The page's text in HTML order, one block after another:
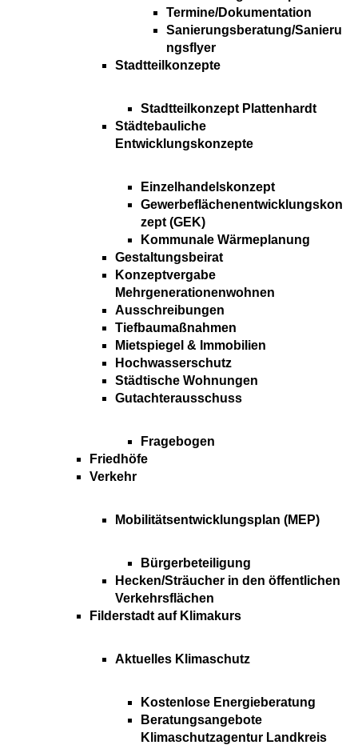
Termine/Dokumentation
Sanierungsberatung/Sanieru
ngsflyer
Stadtteilkonzepte
Stadtteilkonzept Plattenhardt
Städtebauliche
Entwicklungskonzepte
Einzelhandelskonzept
Gewerbeflächenentwicklungskon
zept (GEK)
Kommunale Wärmeplanung
Gestaltungsbeirat
Konzeptvergabe
Mehrgenerationenwohnen
Ausschreibungen
Tiefbaumaßnahmen
Mietspiegel & Immobilien
Hochwasserschutz
Städtische Wohnungen
Gutachterausschuss
Fragebogen
Friedhöfe
Verkehr
Mobilitätsentwicklungsplan (MEP)
Bürgerbeteiligung
Hecken/Sträucher in den öffentlichen
Verkehrsflächen
Filderstadt auf Klimakurs
Aktuelles Klimaschutz
Kostenlose Energieberatung
Beratungsangebote
Klimaschutzagentur Landkreis